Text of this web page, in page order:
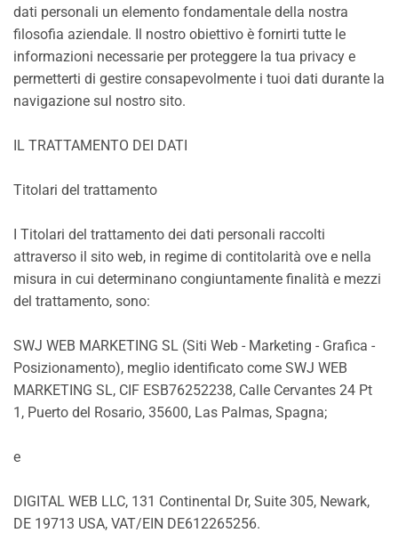
dati personali un elemento fondamentale della nostra
filosofia aziendale. Il nostro obiettivo è fornirti tutte le
informazioni necessarie per proteggere la tua privacy e
permetterti di gestire consapevolmente i tuoi dati durante la
navigazione sul nostro sito.
IL TRATTAMENTO DEI DATI
Titolari del trattamento
I Titolari del trattamento dei dati personali raccolti
attraverso il sito web, in regime di contitolarità ove e nella
misura in cui determinano congiuntamente finalità e mezzi
del trattamento, sono:
SWJ WEB MARKETING SL (Siti Web - Marketing - Grafica -
Posizionamento), meglio identificato come SWJ WEB
MARKETING SL, CIF ESB76252238, Calle Cervantes 24 Pt
1, Puerto del Rosario, 35600, Las Palmas, Spagna;
e
DIGITAL WEB LLC, 131 Continental Dr, Suite 305, Newark,
DE 19713 USA, VAT/EIN DE612265256.